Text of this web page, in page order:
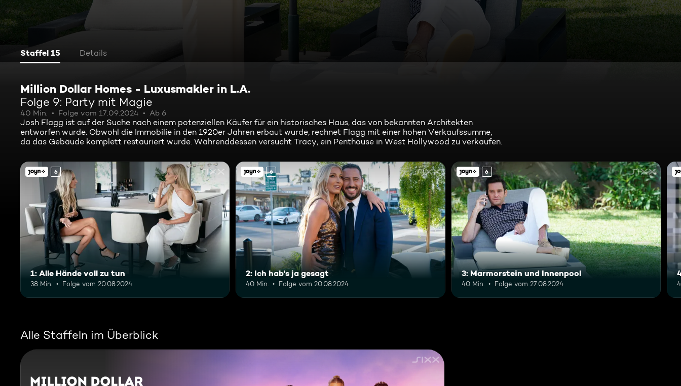
Staffel 15 Details
Million Dollar Homes - Luxusmakler in L.A.
Folge 9: Party mit Magie
40 Min. Folge vom 17.09.2024 Ab 6
Josh Flagg ist auf der Suche nach einem potenziellen Käufer für ein historisches Haus, das von bekannten Architekten
entworfen wurde. Obwohl die Immobilie in den 1920er Jahren erbaut wurde, rechnet Flagg mit einer hohen Verkaufssumme,
da das Gebäude komplett restauriert wurde. Währenddessen versucht Tracy, ein Penthouse in West Hollywood zu verkaufen.
6
1: Alle Hände voll zu tun
38 Min. Folge vom 20.08.2024
6
2: Ich hab's ja gesagt
40 Min. Folge vom 20.08.2024
6
3: Marmorstein und Innenpool
40 Min. Folge vom 27.08.2024
Alle Staffeln im Überblick